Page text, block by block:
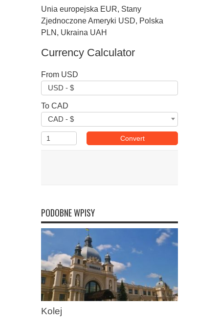
Unia europejska EUR, Stany
Zjednoczone Ameryki USD, Polska
PLN, Ukraina UAH
Currency Calculator
From USD
USD - $
To CAD
CAD - $
Amount Convert
PODOBNE WPISY
Kolej